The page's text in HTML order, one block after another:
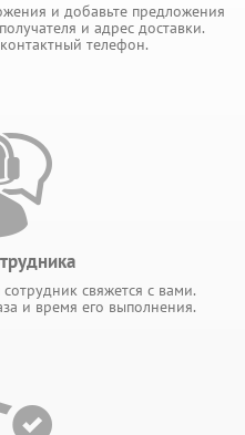
и добавьте предложения
и адрес доставки.
телефон.
свяжется с вами.
и время его выполнения.